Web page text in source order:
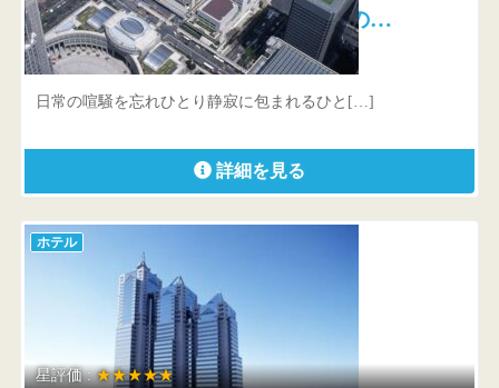
京王プラザホテル 高層からの…
東京都 新宿区西新宿2-2-1
日常の喧騒を忘れひとり静寂に包まれるひと[…]
詳細を見る
ホテル
星評価 :★★★★★